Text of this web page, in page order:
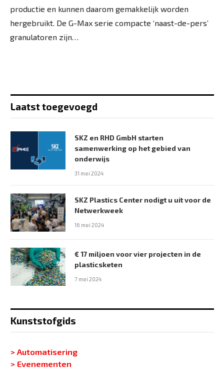
productie en kunnen daarom gemakkelijk worden
hergebruikt. De G-Max serie compacte ‘naast-de-pers’
granulatoren zijn…
Laatst toegevoegd
SKZ en RHD GmbH starten
samenwerking op het gebied van
onderwijs
31 mei 2024
SKZ Plastics Center nodigt u uit voor de
Netwerkweek
16 mei 2024
€ 17 miljoen voor vier projecten in de
plasticsketen
7 mei 2024
Kunststofgids
> Automatisering
> Evenementen